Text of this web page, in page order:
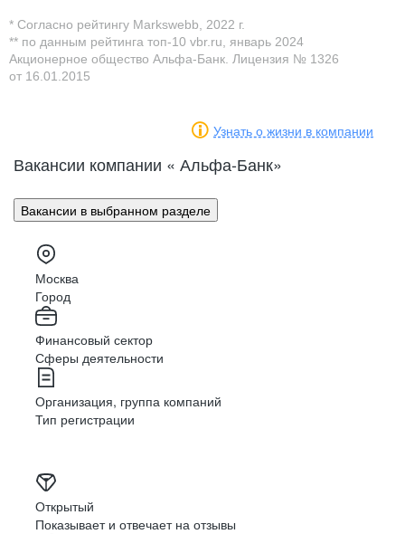
* Согласно рейтингу Markswebb, 2022 г.
** по данным рейтинга топ-10 vbr.ru, январь 2024
Акционерное общество Альфа-Банк. Лицензия № 1326
от 16.01.2015
Узнать о жизни в компании
Вакансии компании « Альфа-Банк»
Вакансии в выбранном разделе
Москва
Город
Финансовый сектор
Сферы деятельности
Организация, группа компаний
Тип регистрации
Открытый
Показывает и отвечает на отзывы